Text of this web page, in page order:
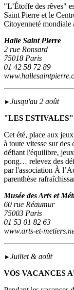
"L’Étoffe des rêves"
Saint Pierre et le
Citoyenneté
Halle Saint Pierre
2 rue Ronsard
75018 Paris
01 42 58 72 89
► Jusqu'au 2 août
"LES ESTIVALES"
Cet été, place aux
à toute vitesse sur
défiant l'équilibre,
pong… relevez des
par l'association À
parenthèse
Musée des Arts et
60 rue Réaumur
75003 Paris
01 53 01 82 63
www.arts-et-
► Juillet & août
VOS VACANCES